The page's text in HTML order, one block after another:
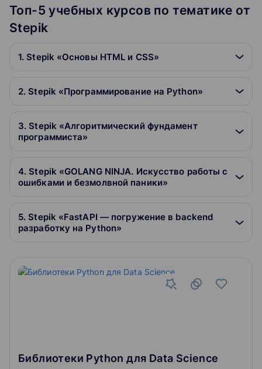
Топ-5 учебных курсов по тематике от
Stepik
1. Stepik «Основы HTML и CSS»
2. Stepik «Программирование на Python»
3. Stepik «Алгоритмический фундамент
программиста»
4. Stepik «GOLANG NINJA. Искусство работы с
ошибками и безмолвной паники»
5. Stepik «FastAPI — погружение в backend
разработку на Python»
Библиотеки Python для Data Science